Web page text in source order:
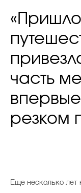
часть
резком
Еще несколько лет